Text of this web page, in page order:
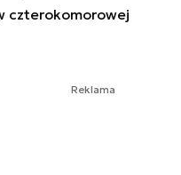
czterokomorowej
Reklama